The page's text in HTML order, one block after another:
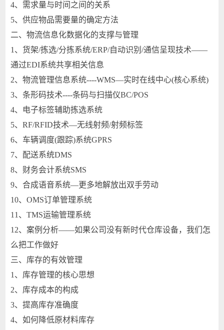
4、需求量与时间之间的关系
5、供应物品需要量的确定方法
二、物流信息化数据化的支撑与管理
1、货架/拣选/分拣系统/ERP/自动识别/通信呈现技术——
通过EDI系统共享相关信息
2、物流管理信息系统----WMS—实时在线中心(核心系统)
3、条形码技术----条码与扫描仪BC/POS
4、电子标签辅助拣选系统
5、RF/RFID技术—无线射频/射频标签
6、车辆调度(跟踪)系统GPRS
7、配送系统DMS
8、财务会计系统SMS
9、合成语音系统—更多地解放出双手劳动
10、OMS订单管理系统
11、TMS运输管理系统
12、案例分析——如果公司没有新时代仓库设备，我们怎
么把工作做好
三、库存的有效管理
1、库存管理的核心思想
2、库存成本的构成
3、提高库存准确度
4、如何降低原材料库存